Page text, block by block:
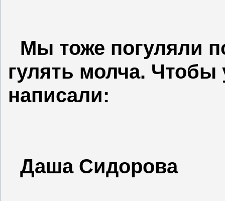
Мы тоже погуляли
гулять молча.
написали:
Даша Сидорова